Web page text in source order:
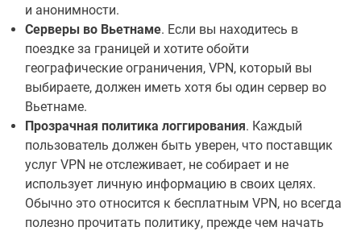
и анонимности.
Серверы во Вьетнаме. Если вы находитесь в
поездке за границей и хотите обойти
географические ограничения, VPN, который вы
выбираете, должен иметь хотя бы один сервер во
Вьетнаме.
Прозрачная политика логгирования. Каждый
пользователь должен быть уверен, что поставщик
услуг VPN не отслеживает, не собирает и не
использует личную информацию в своих целях.
Обычно это относится к бесплатным VPN, но всегда
полезно прочитать политику, прежде чем начать